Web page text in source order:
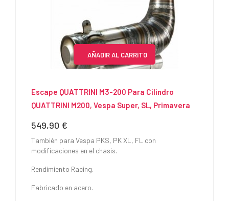
AÑADIR AL CARRITO
Escape QUATTRINI M3-200 Para Cilindro
QUATTRINI M200, Vespa Super, SL, Primavera
Precio
549,90 €
También para Vespa PKS, PK XL, FL con
modificaciones en el chasis.
Rendimiento Racing.
Fabricado en acero.